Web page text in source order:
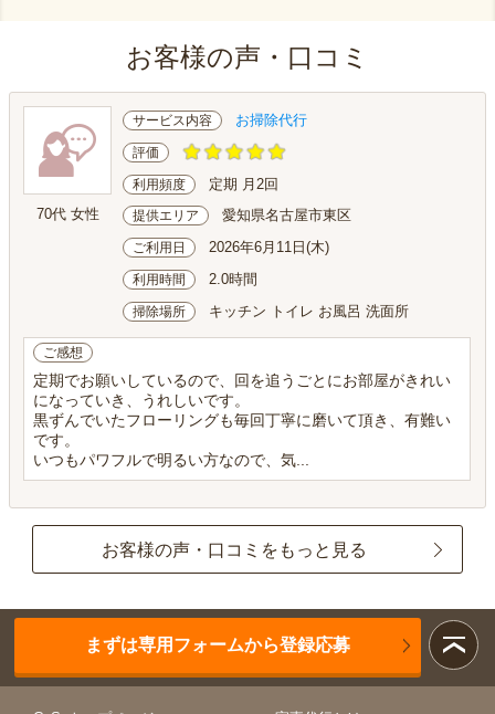
お客様の声・口コミ
70代 女性
サービス内容 お掃除代行
評価
利用頻度 定期 月2回
提供エリア 愛知県名古屋市東区
ご利用日 2026年6月11日(木)
利用時間 2.0時間
掃除場所 キッチン トイレ お風呂 洗面所
ご感想
定期でお願いしているので、回を追うごとにお部屋がきれい
になっていき、うれしいです。
黒ずんでいたフローリングも毎回丁寧に磨いて頂き、有難い
です。
いつもパワフルで明るい方なので、気...
お客様の声・口コミをもっと見る
まずは専用フォームから登録応募